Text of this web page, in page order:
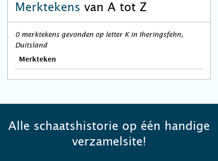
Merktekens van A tot Z
0 merktekens gevonden op letter K in Iheringsfehn,
Duitsland
Merkteken
Alle schaatshistorie op één handige
verzamelsite!